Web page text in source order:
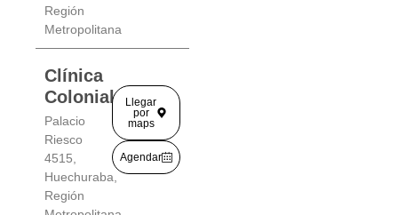
Región
Metropolitana
Clínica
Colonial
Palacio
Riesco
4515,
Huechuraba,
Región
Llegar
por
maps
Agendar